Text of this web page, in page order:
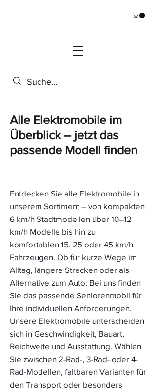
Alle Elektromobile im
Überblick – jetzt das
passende Modell finden
Entdecken Sie alle Elektromobile in
unserem Sortiment – von kompakten
6 km/h Stadtmodellen über 10–12
km/h Modelle bis hin zu
komfortablen 15, 25 oder 45 km/h
Fahrzeugen. Ob für kurze Wege im
Alltag, längere Strecken oder als
Alternative zum Auto: Bei uns finden
Sie das passende Seniorenmobil für
Ihre individuellen Anforderungen.
Unsere Elektromobile unterscheiden
sich in Geschwindigkeit, Bauart,
Reichweite und Ausstattung. Wählen
Sie zwischen 2-Rad-, 3-Rad- oder 4-
Rad-Modellen, faltbaren Varianten für
den Transport oder besonders